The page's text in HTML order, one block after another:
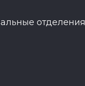
отделения